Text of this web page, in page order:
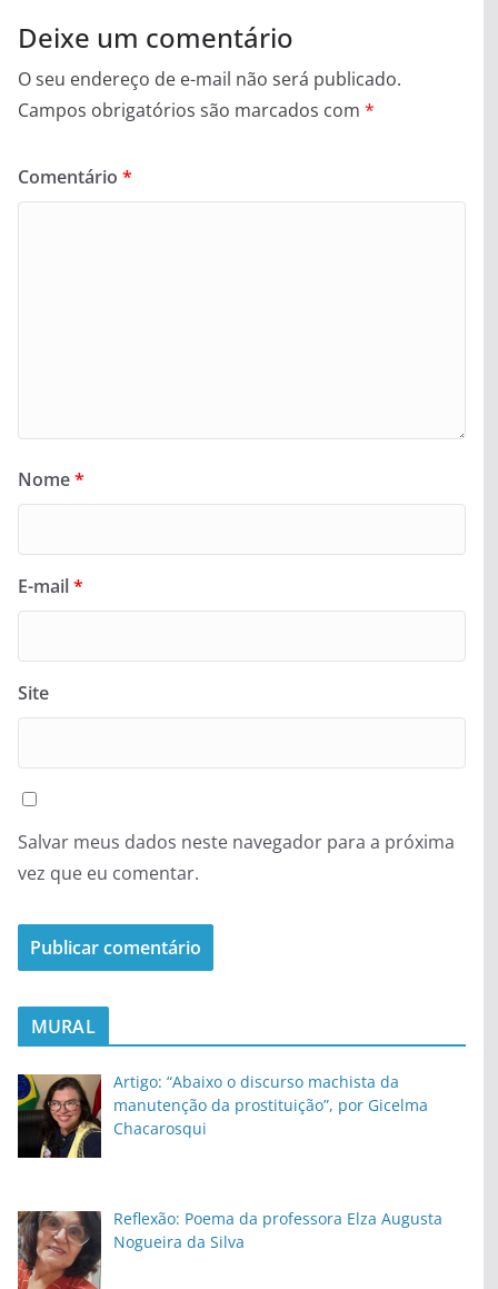
Deixe um comentário
O seu endereço de e-mail não será publicado.
Campos obrigatórios são marcados com *
Comentário *
Nome*
E-mail*
Site
Salvar meus dados neste navegador para a próxima
vez que eu comentar.
MURAL
Artigo: “Abaixo o discurso machista da
manutenção da prostituição”, por Gicelma
Chacarosqui
Reflexão: Poema da professora Elza Augusta
Nogueira da Silva